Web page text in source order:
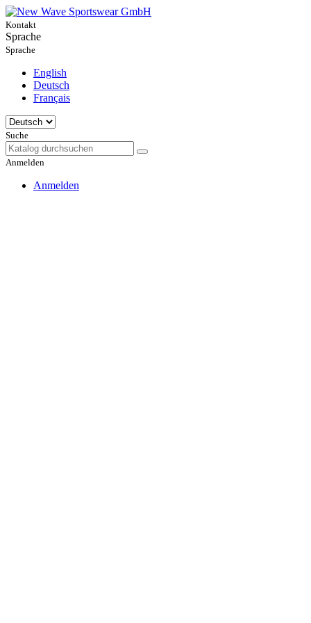
Kontakt
Sprache
Sprache
English
Deutsch
Français
Suche
Anmelden
Anmelden